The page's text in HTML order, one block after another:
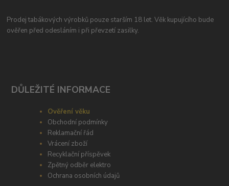
Prodej tabákových výrobků pouze starším 18 let. Věk kupujícího bude
ověřen před odesláním i při převzetí zasilky.
DŮLEŽITÉ INFORMACE
Ověření věku
Obchodní podmínky
Reklamační řád
Vrácení zboží
Recyklační příspěvek
Zpětný odběr elektro
Ochrana osobních údajů